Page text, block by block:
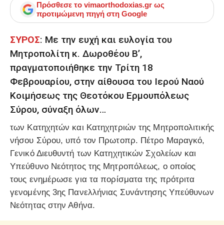
Πρόσθεσε το vimaorthodoxias.gr ως
προτιμώμενη πηγή στη Google
ΣΥΡΟΣ: Με την ευχή και ευλογία του
Μητροπολίτη κ. Δωροθέου Β’,
πραγματοποιήθηκε την Τρίτη 18
Φεβρουαρίου, στην αίθουσα του Ιερού Ναού
Κοιμήσεως της Θεοτόκου Ερμουπόλεως
Σύρου, σύναξη όλων…
των Κατηχητών και Κατηχητριών της Μητροπολιτικής
νήσου Σύρου, υπό τον Πρωτοπρ. Πέτρο Μαραγκό,
Γενικό Διευθυντή των Κατηχητικών Σχολείων και
Υπεύθυνο Νεότητος της Μητροπόλεως, ο οποίος
τους ενημέρωσε για τα πορίσματα της πρότριτα
γενομένης 3ης Πανελλήνιας Συνάντησης Υπεύθυνων
Νεότητας στην Αθήνα.